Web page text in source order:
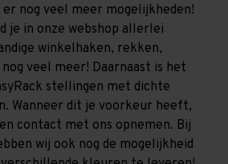
nog veel meer mogelijkheden!
je in onze webshop allerlei
winkelhaken, rekken,
veel meer! Daarnaast is het
stellingen met dichte
Wanneer dit je voorkeur heeft,
contact met ons opnemen. Bij
wij ook nog de mogelijkheid